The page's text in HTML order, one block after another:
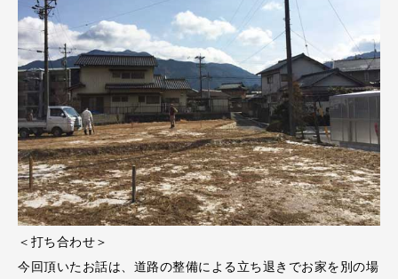
＜打ち合わせ＞
今回頂いたお話は、道路の整備による立ち退きでお家を別の場